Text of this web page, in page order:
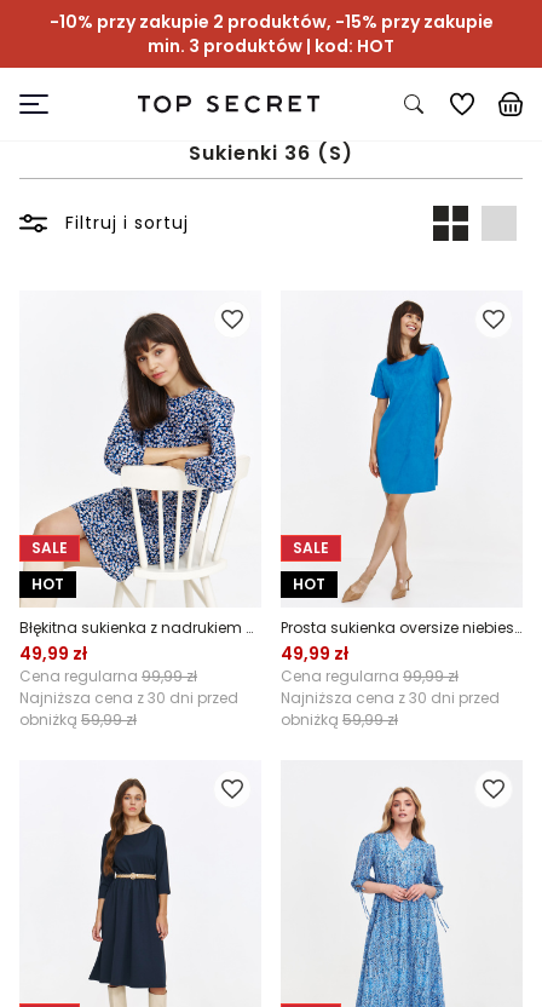
-10% przy zakupie 2 produktów, -15% przy zakupie
min. 3 produktów | kod: HOT
Sukienki 36 (S)
Filtruj i sortuj
SALE
HOT
Błękitna sukienka z nadrukiem w drobne kwiaty
49,99 zł
Cena regularna 99,99 zł
Najniższa cena z 30 dni przed
obniżką 59,99 zł
SALE
HOT
Prosta sukienka oversize niebieska
49,99 zł
Cena regularna 99,99 zł
Najniższa cena z 30 dni przed
obniżką 59,99 zł